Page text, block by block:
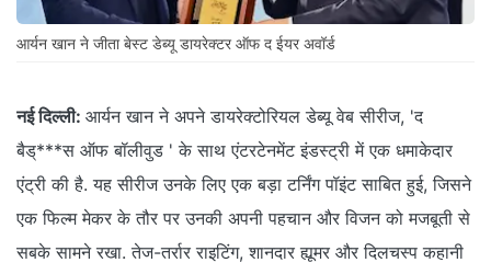
आर्यन खान ने जीता बेस्ट डेब्यू डायरेक्टर ऑफ द ईयर अवॉर्ड
नई दिल्ली: आर्यन खान ने अपने डायरेक्टोरियल डेब्यू वेब सीरीज, 'द
बैड्***स ऑफ बॉलीवुड ' के साथ एंटरटेनमेंट इंडस्ट्री में एक धमाकेदार
एंट्री की है. यह सीरीज उनके लिए एक बड़ा टर्निंग पॉइंट साबित हुई, जिसने
एक फिल्म मेकर के तौर पर उनकी अपनी पहचान और विजन को मजबूती से
सबके सामने रखा. ​तेज-तर्रार राइटिंग, शानदार ह्यूमर और दिलचस्प कहानी